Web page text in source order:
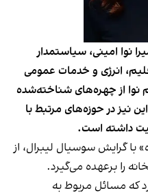
نوا امینی، سیاستمدار
انرژی و خدمات عمومی
نوا از چهره‌های شناخته‌شده
نیز در حوزه‌های مرتبط با
داشته است.
با گرایش سوسیال لیبرال، از
را برعهده می‌گیرد.
که مسائل مربوط به